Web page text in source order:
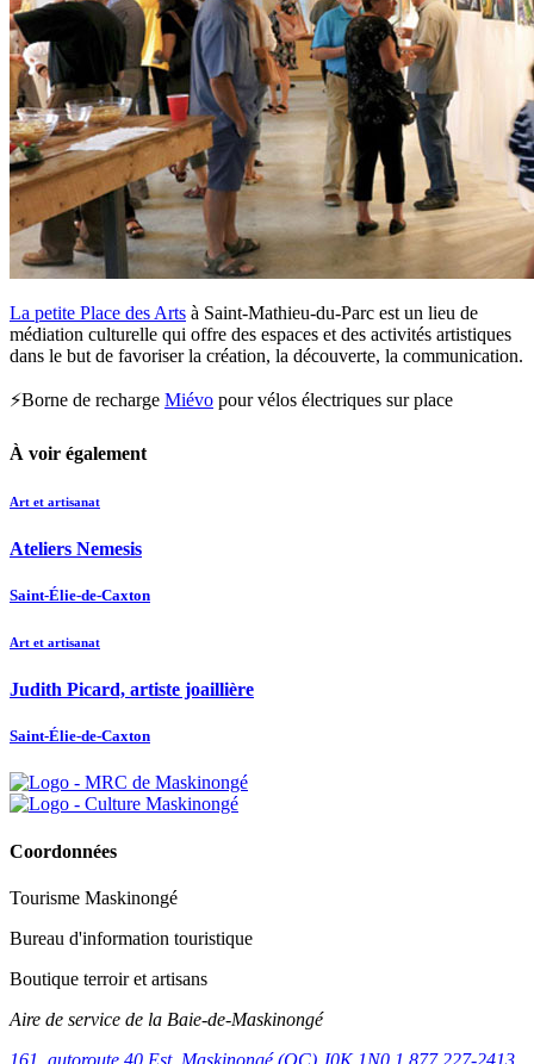
La petite Place des Arts à Saint-Mathieu-du-Parc est un lieu de
médiation culturelle qui offre des espaces et des activités artistiques
dans le but de favoriser la création, la découverte, la communication.
⚡Borne de recharge Miévo pour vélos électriques sur place
À voir également
Art et artisanat
Ateliers Nemesis
Saint-Élie-de-Caxton
Art et artisanat
Judith Picard, artiste joaillière
Saint-Élie-de-Caxton
Coordonnées
Tourisme Maskinongé
Bureau d'information touristique
Boutique terroir et artisans
Aire de service de la Baie-de-Maskinongé
161, autoroute 40 Est, Maskinongé (QC) J0K 1N0 1 877 227-2413